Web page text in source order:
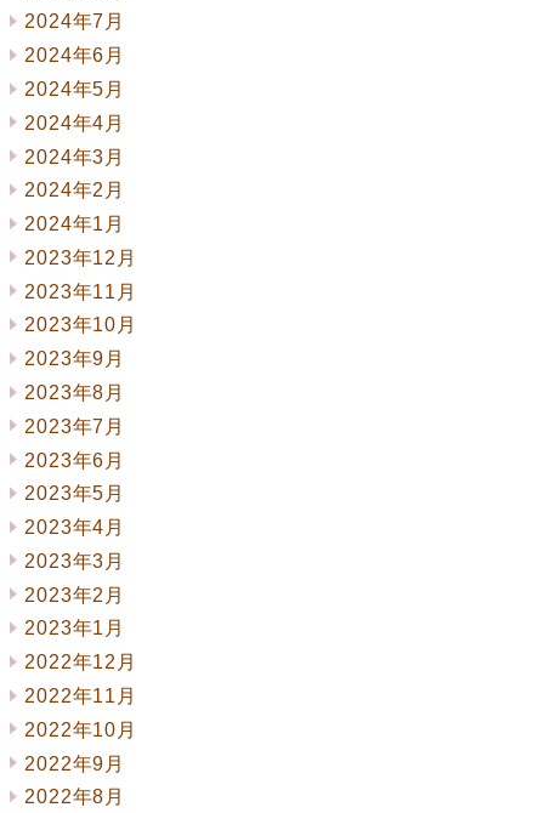
2024年7月
2024年6月
2024年5月
2024年4月
2024年3月
2024年2月
2024年1月
2023年12月
2023年11月
2023年10月
2023年9月
2023年8月
2023年7月
2023年6月
2023年5月
2023年4月
2023年3月
2023年2月
2023年1月
2022年12月
2022年11月
2022年10月
2022年9月
2022年8月